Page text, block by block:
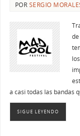
POR SERGIO
a casi todas las bandas
SIGUE LEYENDO